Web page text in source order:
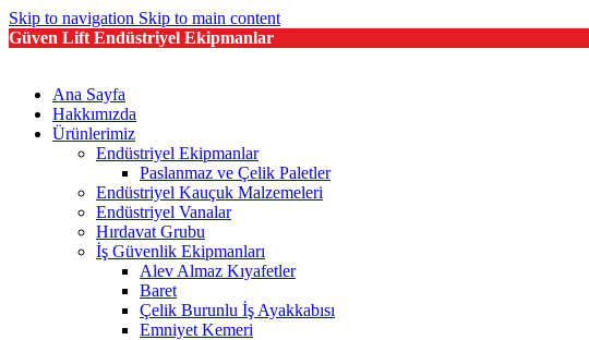
Skip to navigation Skip to main content
Güven Lift Endüstriyel Ekipmanlar
Ana Sayfa
Hakkımızda
Ürünlerimiz
Endüstriyel Ekipmanlar
Paslanmaz ve Çelik Paletler
Endüstriyel Kauçuk Malzemeleri
Endüstriyel Vanalar
Hırdavat Grubu
İş Güvenlik Ekipmanları
Alev Almaz Kıyafetler
Baret
Çelik Burunlu İş Ayakkabısı
Emniyet Kemeri